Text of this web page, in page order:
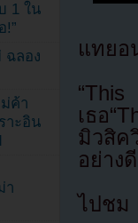
แทยอ
เธอ
มิวสิค
อย่างดี
ไปชม
1 ใน
!”
ฉลอง
ค้า
าะอิน
า